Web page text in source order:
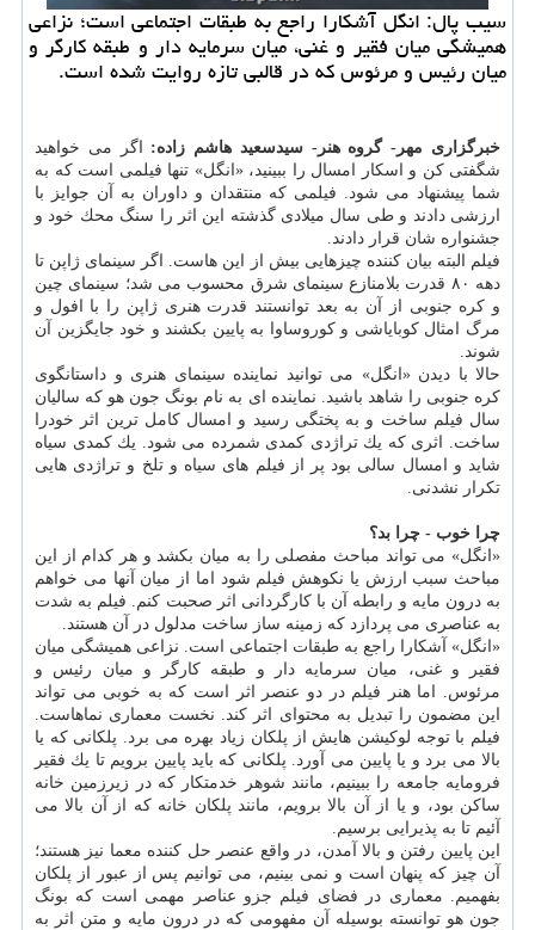
سیب پال: انگل آشكارا راجع به طبقات اجتماعی است؛ نزاعی
همیشگی میان فقیر و غنی، میان سرمایه دار و طبقه كارگر و
میان رئیس و مرئوس كه در قالبی تازه روایت شده است.
خبرگزاری مهر- گروه هنر- سیدسعید هاشم زاده:
اگر می خواهید
شگفتی كن و اسكار امسال را ببینید، «انگل» تنها فیلمی است كه به
شما پیشنهاد می شود. فیلمی كه منتقدان و داوران به آن جوایز با
ارزشی دادند و طی سال میلادی گذشته این اثر را سنگ محك خود و
جشنواره شان قرار دادند.
فیلم البته بیان كننده چیزهایی بیش از این هاست. اگر سینمای ژاپن تا
دهه ۸۰ قدرت بلامنازع سینمای شرق محسوب می شد؛ سینمای چین
و كره جنوبی از آن به بعد توانستند قدرت هنری ژاپن را با افول و
مرگ امثال كوبایاشی و كوروساوا به پایین بكشند و خود جایگزین آن
شوند.
حالا با دیدن «انگل» می توانید نماینده سینمای هنری و داستانگوی
كره جنوبی را شاهد باشید. نماینده ای به نام بونگ جون هو كه سالیان
سال فیلم ساخت و به پختگی رسید و امسال كامل ترین اثر خودرا
ساخت. اثری كه یك تراژدی كمدی شمرده می شود. یك كمدی سیاه
شاید و امسال سالی بود پر از فیلم های سیاه و تلخ و تراژدی هایی
تكرار نشدنی.
چرا خوب - چرا بد؟
«انگل» می تواند مباحث مفصلی را به میان بكشد و هر كدام از این
مباحث سبب ارزش یا نكوهش فیلم شود اما از میان آنها می خواهم
به درون مایه و رابطه آن با كارگردانی اثر صحبت كنم. فیلم به شدت
به عناصری می پردازد كه زمینه ساز ساخت مدلول در آن هستند.
«انگل» آشكارا راجع به طبقات اجتماعی است. نزاعی همیشگی میان
فقیر و غنی، میان سرمایه دار و طبقه كارگر و میان رئیس و
مرئوس. اما هنر فیلم در دو عنصر اثر است كه به خوبی می تواند
این مضمون را تبدیل به محتوای اثر كند. نخست معماری نماهاست.
فیلم با توجه لوكیشن هایش از پلكان زیاد بهره می برد. پلكانی كه یا
بالا می برد و یا پایین می آورد. پلكانی كه باید پایین برویم تا یك فقیر
فرومایه جامعه را ببینیم، مانند شوهر خدمتكار كه در زیرزمین خانه
ساكن بود، و یا از آن بالا برویم، مانند پلكان خانه كه از آن بالا می
آئیم تا به پذیرایی برسیم.
این پایین رفتن و بالا آمدن، در واقع عنصر حل كننده معما نیز هستند؛
آن چیز كه پنهان است و نمی بینیم، می توانیم پس از عبور از پلكان
بفهمیم. معماری در فضای فیلم جزو عناصر مهمی است كه بونگ
جون هو توانسته بوسیله آن مفهومی كه در درون مایه و متن اثر به